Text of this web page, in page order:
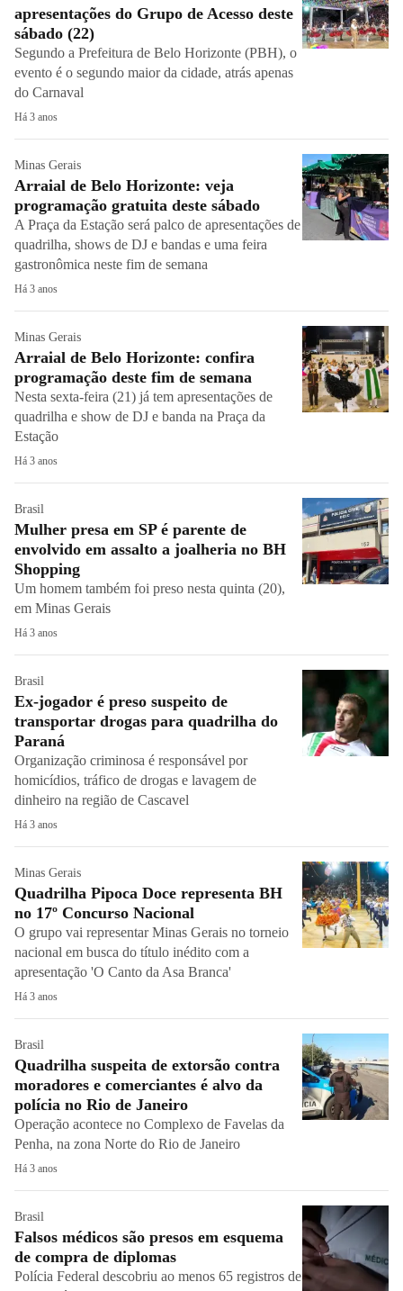
apresentações do Grupo de Acesso deste
sábado (22)
Segundo a Prefeitura de Belo Horizonte (PBH), o
evento é o segundo maior da cidade, atrás apenas
do Carnaval
Há 3 anos
Minas Gerais
Arraial de Belo Horizonte: veja
programação gratuita deste sábado
A Praça da Estação será palco de apresentações de
quadrilha, shows de DJ e bandas e uma feira
gastronômica neste fim de semana
Há 3 anos
Minas Gerais
Arraial de Belo Horizonte: confira
programação deste fim de semana
Nesta sexta-feira (21) já tem apresentações de
quadrilha e show de DJ e banda na Praça da
Estação
Há 3 anos
Brasil
Mulher presa em SP é parente de
envolvido em assalto a joalheria no BH
Shopping
Um homem também foi preso nesta quinta (20),
em Minas Gerais
Há 3 anos
Brasil
Ex-jogador é preso suspeito de
transportar drogas para quadrilha do
Paraná
Organização criminosa é responsável por
homicídios, tráfico de drogas e lavagem de
dinheiro na região de Cascavel
Há 3 anos
Minas Gerais
Quadrilha Pipoca Doce representa BH
no 17º Concurso Nacional
O grupo vai representar Minas Gerais no torneio
nacional em busca do título inédito com a
apresentação 'O Canto da Asa Branca'
Há 3 anos
Brasil
Quadrilha suspeita de extorsão contra
moradores e comerciantes é alvo da
polícia no Rio de Janeiro
Operação acontece no Complexo de Favelas da
Penha, na zona Norte do Rio de Janeiro
Há 3 anos
Brasil
Falsos médicos são presos em esquema
de compra de diplomas
Polícia Federal descobriu ao menos 65 registros de